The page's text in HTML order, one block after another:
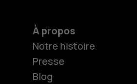
À propos
Notre histoire
Presse
Blog